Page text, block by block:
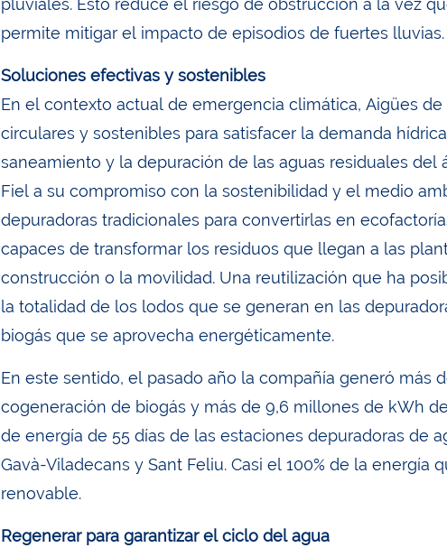
pluviales. Esto reduce el riesgo de obstrucción a la vez
permite mitigar el impacto de episodios de fuertes lluvias.
Soluciones efectivas y sostenibles
En el contexto actual de emergencia climática, Aigües
circulares y sostenibles para satisfacer la demanda
saneamiento y la depuración de las aguas residuales del
Fiel a su compromiso con la sostenibilidad y el medio
depuradoras tradicionales para convertirlas en
capaces de transformar los residuos que llegan a las
construcción o la movilidad. Una reutilización que ha
la totalidad de los lodos que se generan en las
biogás que se aprovecha energéticamente.
En este sentido, el pasado año la compañía generó más
cogeneración de biogás y más de 9,6 millones de kWh
de energía de 55 días de las estaciones depuradoras de
Gavà-Viladecans y Sant Feliu. Casi el 100% de la
renovable.
Regenerar para garantizar el ciclo del agua